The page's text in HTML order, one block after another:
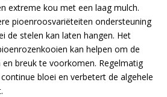
extreme kou met een laag mulch.
pioenroosvariëteiten ondersteuning
de stelen kan laten hangen. Het
kan helpen om de
breuk te voorkomen. Regelmatig
bloei en verbetert de algehele